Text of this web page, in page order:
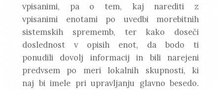
vpisanimi, pa o tem, kaj narediti z
vpisanimi enotami po uvedbi morebitnih
sistemskih sprememb, ter kako doseči
doslednost v opisih enot, da bodo ti
ponudili dovolj informacij in bili narejeni
predvsem po meri lokalnih skupnosti, ki
naj bi imele pri upravljanju glavno besedo.